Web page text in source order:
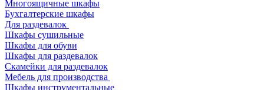
Многоящичные шкафы
Бухгалтерские шкафы
Для раздевалок
Шкафы сушильные
Шкафы для обуви
Шкафы для раздевалок
Скамейки для раздевалок
Мебель для производства
Шкафы инструментальные